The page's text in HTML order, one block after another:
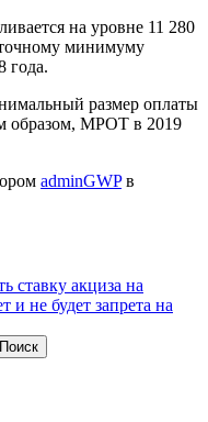
на уровне 11 280
минимуму
года.
размер оплаты
образом, МРОТ в 2019
adminGWPв
ставку акциза на
и не будет запрета на